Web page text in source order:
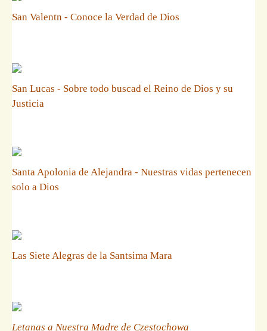
San Valentn - Conoce la Verdad de Dios
San Lucas - Sobre todo buscad el Reino de Dios y su
Justicia
Santa Apolonia de Alejandra - Nuestras vidas pertenecen
solo a Dios
Las Siete Alegras de la Santsima Mara
Letanas a Nuestra Madre de Czestochowa